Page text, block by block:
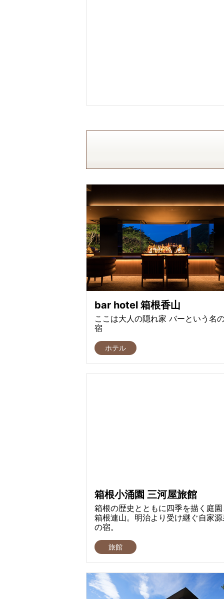
bar hotel 箱根香山
ここは大人の隠れ家 バーという名
宿
ホテル
箱根小涌園 三河屋旅館
箱根の歴史とともに四季を描く庭
箱根連山。明治より受け継ぐ自家
の宿。
旅館